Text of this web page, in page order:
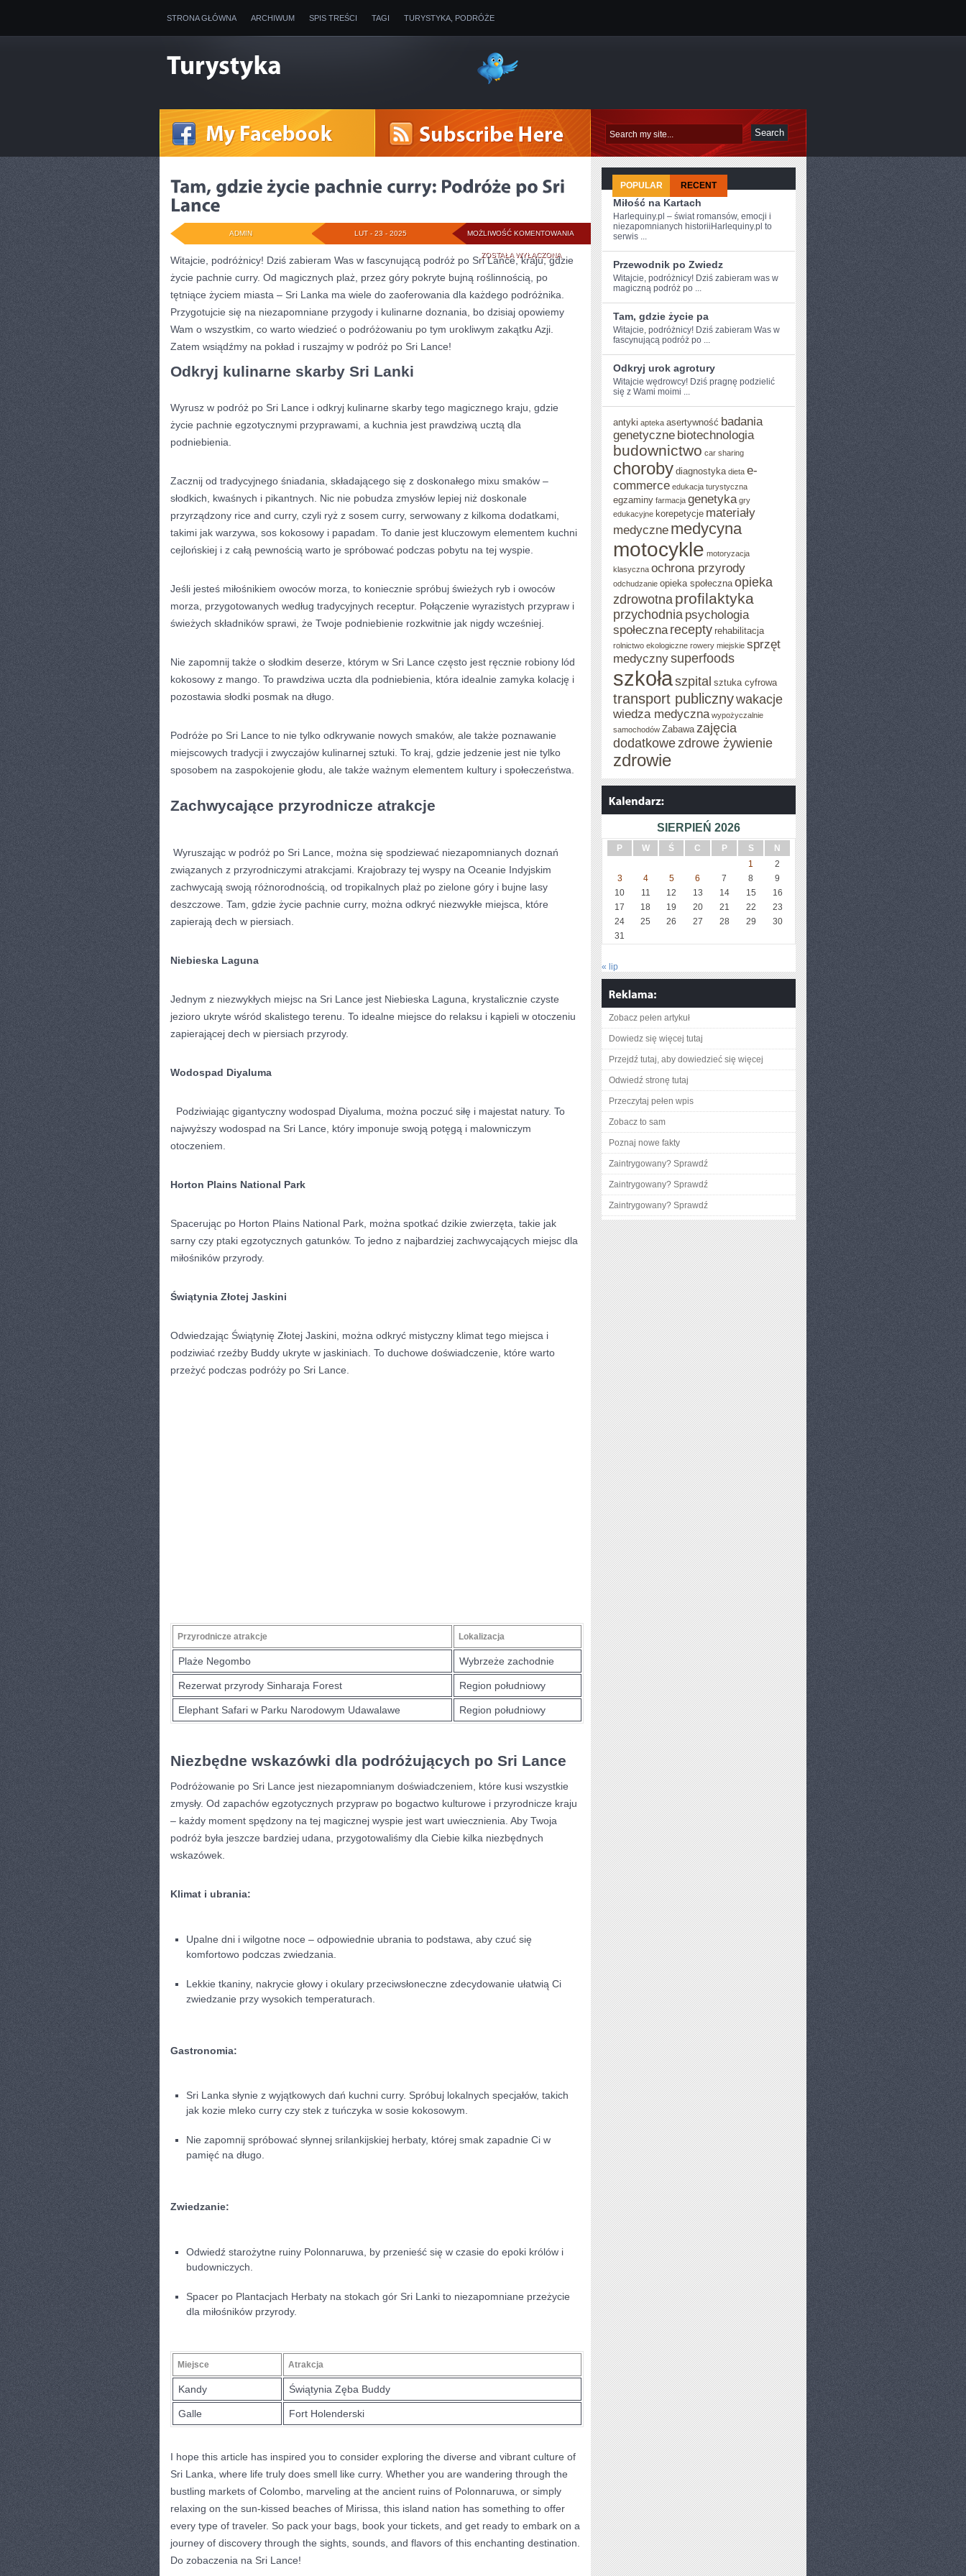
STRONA GŁÓWNA ARCHIWUM SPIS TREŚCI TAGI TURYSTYKA, PODRÓŻE
MOŻLIWOŚĆ KOMENTOWANIA
GDZIE
ŻYCIE
PACHNIE
CURRY:
PODRÓŻE
LANCE
ZOSTAŁA WYŁĄCZONA
LUT - 23 - 2025
ADMIN
Witajcie, podróżnicy! Dziś zabieram Was w fascynującą podróż po Sri Lance, kraju, gdzie
życie pachnie curry. ⁢Od magicznych plaż, przez góry pokryte bujną roślinnością, po
tętniące życiem ⁢miasta – Sri Lanka ma wiele do zaoferowania dla każdego podróżnika.
Przygotujcie się na niezapomniane przygody‍ i kulinarne doznania, ‍bo dzisiaj ‍opowiemy
Wam o wszystkim, co warto wiedzieć o podróżowaniu po tym⁣ urokliwym⁤ zakątku ​Azji.
Zatem ​wsiądźmy na pokład i⁢ ruszajmy w podróż po⁣ Sri‌ Lance!
Odkryj kulinarne⁢ skarby Sri Lanki
Wyrusz w podróż po Sri Lance⁤ i odkryj kulinarne skarby tego magicznego kraju, gdzie
‍życie‌ pachnie​ egzotycznymi przyprawami, a kuchnia jest prawdziwą ucztą dla
podniebienia. ⁢
Zacznij od tradycyjnego śniadania, składającego się z doskonałego mixu smaków –
słodkich, kwaśnych i pikantnych. Nic nie pobudza zmysłów lepiej niż‌ doskonale
przyrządzony⁢ rice and ⁢curry,‌ czyli ryż z‍ sosem‌ curry, serwowany z kilkoma dodatkami,
takimi jak warzywa, sos ⁢kokosowy i papadam. To danie jest ‌kluczowym elementem kuchni
cejlońskiej i z całą pewnością warto je spróbować podczas pobytu na tej wyspie.⁤
Jeśli jesteś miłośnikiem owoców morza, to koniecznie⁤ spróbuj świeżych ryb i owoców
morza, przygotowanych według tradycyjnych‍ receptur. Połączenie wyrazistych przypraw i
świeżych składników sprawi, że Twoje podniebienie rozkwitnie jak nigdy wcześniej.
Nie zapomnij także‍ o słodkim deserze, którym w Sri Lance często ⁢jest ręcznie robiony​ lód
kokosowy z mango. To prawdziwa uczta dla podniebienia, która idealnie zamyka kolację i
pozostawia słodki posmak na długo.
Podróże po Sri Lance to nie tylko ‌odkrywanie nowych smaków, ale‍ także poznawanie
miejscowych tradycji i zwyczajów⁣ kulinarnej sztuki. To‌ kraj, gdzie ‌jedzenie jest ‍nie tylko
sposobem na zaspokojenie głodu, ale także ważnym elementem kultury i społeczeństwa.
Zachwycające przyrodnicze atrakcje
​ Wyruszając w podróż po ⁤Sri Lance, można się spodziewać niezapomnianych doznań
związanych z przyrodniczymi atrakcjami. ‌Krajobrazy tej wyspy na Oceanie Indyjskim
zachwycają swoją różnorodnością, od tropikalnych plaż‍ po zielone góry i ‌bujne lasy
deszczowe. Tam, gdzie życie ⁣pachnie curry, można odkryć niezwykłe miejsca,‌ które
zapierają​ dech w piersiach.
Niebieska Laguna
Jednym z ⁤niezwykłych miejsc na ​Sri Lance jest Niebieska Laguna, krystalicznie czyste
jezioro ukryte wśród skalistego terenu. To ​idealne miejsce do relaksu i kąpieli w otoczeniu
zapierającej dech w piersiach przyrody.
Wodospad Diyaluma
​ ​ ⁢Podziwiając gigantyczny wodospad Diyaluma, można poczuć siłę i majestat natury. To
najwyższy⁢ wodospad na⁢ Sri Lance, który imponuje swoją potęgą i malowniczym
otoczeniem.
Horton Plains⁤ National Park
Spacerując po Horton Plains National Park, można spotkać dzikie zwierzęta, takie ⁣jak
sarny czy ptaki egzotycznych gatunków. To jedno z najbardziej zachwycających miejsc dla
miłośników przyrody.
Świątynia⁣ Złotej Jaskini
Odwiedzając Świątynię Złotej Jaskini,‌ można odkryć mistyczny klimat tego miejsca i
podziwiać rzeźby⁢ Buddy ukryte w jaskiniach. To duchowe doświadczenie, które warto
przeżyć podczas podróży po Sri Lance.
Przyrodnicze atrakcje Lokalizacja
Plaże Negombo Wybrzeże​ zachodnie
Rezerwat przyrody Sinharaja Forest Region południowy
Elephant ​Safari w Parku Narodowym Udawalawe Region południowy
Niezbędne ‌wskazówki dla podróżujących po Sri Lance
Podróżowanie po Sri Lance jest niezapomnianym doświadczeniem, które kusi wszystkie
zmysły. Od zapachów egzotycznych przypraw po bogactwo kulturowe ‍i przyrodnicze kraju
– każdy moment spędzony na tej magicznej wyspie jest ‍wart uwiecznienia. Aby ⁢Twoja
podróż była jeszcze bardziej udana, ​przygotowaliśmy dla Ciebie kilka niezbędnych
wskazówek.
Klimat i ubrania:
Upalne dni ⁤i wilgotne noce – odpowiednie ubrania ​to podstawa, aby czuć się
komfortowo podczas zwiedzania.
Lekkie tkaniny, nakrycie głowy‍ i okulary przeciwsłoneczne zdecydowanie ułatwią Ci⁣
zwiedzanie przy wysokich temperaturach.
Gastronomia:
Sri Lanka słynie z wyjątkowych dań kuchni‌ curry. Spróbuj lokalnych specjałów, takich
jak ⁣kozie mleko curry czy stek ⁤z tuńczyka w sosie kokosowym.
Nie zapomnij spróbować słynnej srilankijskiej herbaty, której ⁤smak zapadnie Ci w
pamięć na długo.
Zwiedzanie:
Odwiedź starożytne ruiny Polonnaruwa, by przenieść się w czasie do epoki królów i
budowniczych.
Spacer po Plantacjach Herbaty na stokach gór Sri Lanki to niezapomniane przeżycie
dla miłośników przyrody.
Miejsce Atrakcja
Kandy Świątynia⁤ Zęba Buddy
Galle Fort Holenderski
I hope this article‍ has inspired ​you to consider exploring the diverse and vibrant culture of
Sri Lanka,⁤ where life truly does smell like curry. Whether you‌ are‍ wandering through the
bustling markets ​of Colombo, marveling at the ancient⁢ ruins of Polonnaruwa,‍ or simply
relaxing on the ⁢sun-kissed beaches of Mirissa, this island nation ‌has something to offer ​
every type of traveler. So pack your bags, book your tickets, and get‌ ready to embark on a
‌journey of discovery through⁣ the sights, ‍sounds, and flavors of this enchanting destination.
Do⁢ zobaczenia na Sri Lance!
POPULAR RECENT
Miłość na Kartach
Harlequiny.pl – świat romansów, emocji i
niezapomnianych historiiHarlequiny.pl to
serwis ...
Przewodnik po Zwiedz
Witajcie, podróżnicy!⁣ Dziś zabieram was w
magiczną podróż po ...
Tam, gdzie życie pa
Witajcie, podróżnicy! Dziś zabieram Was w
fascynującą podróż po ...
Odkryj urok agrotury
Witajcie wędrowcy! Dziś ​pragnę podzielić
się z Wami moimi ...
antyki apteka asertywność badania
genetyczne biotechnologia
budownictwo car sharing
choroby diagnostyka dieta e-
commerce edukacja turystyczna
egzaminy farmacja genetyka gry
edukacyjne korepetycje materiały
medyczne medycyna
motocykle motoryzacja
klasyczna ochrona przyrody
odchudzanie opieka społeczna opieka
zdrowotna profilaktyka
przychodnia psychologia
społeczna recepty rehabilitacja
rolnictwo ekologiczne rowery miejskie sprzęt
medycznysuperfoods
szkołaszpital sztuka cyfrowa
transport publicznywakacje
wiedza medyczna wypożyczalnie
samochodów Zabawa zajęcia
dodatkowezdrowe żywienie
zdrowie
SIERPIEŃ 2026
P W Ś C P S
N
1
2
3
4 5 6 7 8
9
10
11 12 13 14 15
16
17
18 19 20 21 22
23
24
25 26 27 28 29
30
31
« lip
Zobacz pełen artykuł
Dowiedz się więcej tutaj
Przejdź tutaj, aby dowiedzieć się więcej
Odwiedź stronę tutaj
Przeczytaj pełen wpis
Zobacz to sam
Poznaj nowe fakty
Zaintrygowany? Sprawdź
Zaintrygowany? Sprawdź
Zaintrygowany? Sprawdź